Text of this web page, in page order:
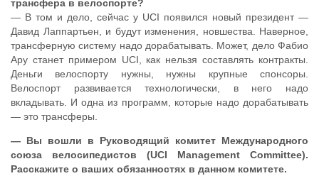
трансфера в велоспорте?
— В том и дело, сейчас у UCI появился новый президент —
Давид Лаппартьен, и будут изменения, новшества. Наверное,
трансферную систему надо дорабатывать. Может, дело Фабио
Ару станет примером UCI, как нельзя составлять контракты.
Деньги велоспорту нужны, нужны крупные спонсоры.
Велоспорт развивается технологически, в него надо
вкладывать. И одна из программ, которые надо дорабатывать
— это трансферы.
— Вы вошли в Руководящий комитет Международного
союза велосипедистов (UCI Management Committee).
Расскажите о ваших обязанностях в данном комитете.